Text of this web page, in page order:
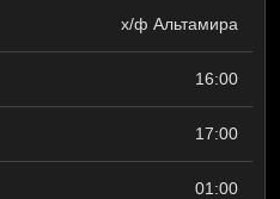
х/ф Альтамира
16:00
17:00
01:00